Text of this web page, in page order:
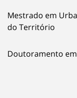
Mestrado em
do Território
Doutoramento